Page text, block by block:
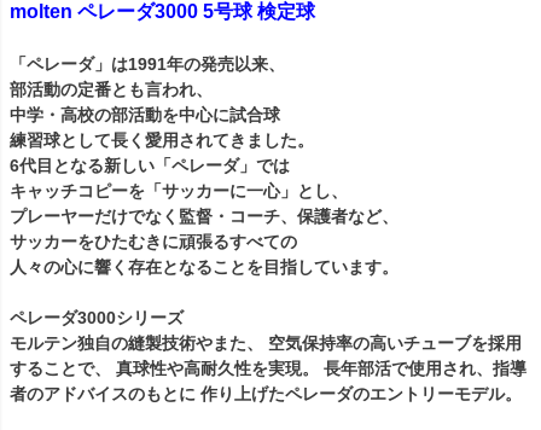
molten ペレーダ3000 5号球 検定球
「ペレーダ」は1991年の発売以来、
部活動の定番とも言われ、
中学・高校の部活動を中心に試合球
練習球として長く愛用されてきました。
6代目となる新しい「ペレーダ」では
キャッチコピーを「サッカーに一心」とし、
プレーヤーだけでなく監督・コーチ、保護者など、
サッカーをひたむきに頑張るすべての
人々の心に響く存在となることを目指しています。
ペレーダ3000シリーズ
モルテン独自の縫製技術やまた、 空気保持率の高いチューブを採用
することで、 真球性や高耐久性を実現。 長年部活で使用され、指導
者のアドバイスのもとに 作り上げたペレーダのエントリーモデル。